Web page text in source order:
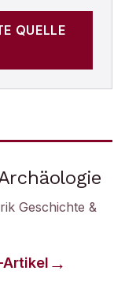
QUELLE
Geschichte &
Artikel